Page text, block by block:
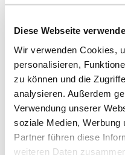
Diese Webseite
Wir verwenden Cookies,
personalisieren,
zu können und die
analysieren. Außerdem
Verwendung unserer
soziale Medien, Werbung
Partner führen diese
weiteren Daten
Kontakte:
Contrada Birgi
Marsala
Telefon3466689851
E-Mail
Website